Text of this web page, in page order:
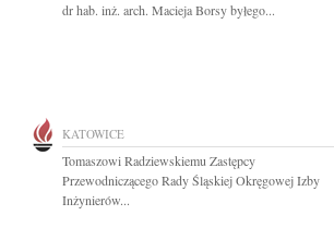
dr hab. inż. arch. Macieja Borsy byłego...
KATOWICE
Tomaszowi Radziewskiemu Zastępcy
Przewodniczącego Rady Śląskiej Okręgowej Izby
Inżynierów...